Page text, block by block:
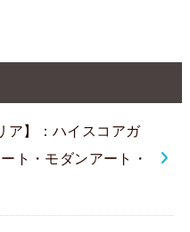
ア】：ハイスコアガ
ト・モダンアート・